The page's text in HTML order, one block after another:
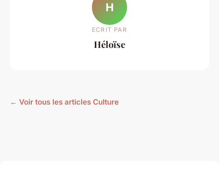
H
ECRIT PAR
Héloïse
← Voir tous les articles Culture